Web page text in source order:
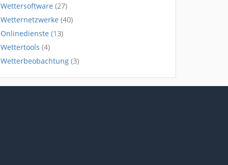
Wettersoftware (27)
Wetternetzwerke (40)
Onlinedienste (13)
Wettertools (4)
Wetterbeobachtung (3)